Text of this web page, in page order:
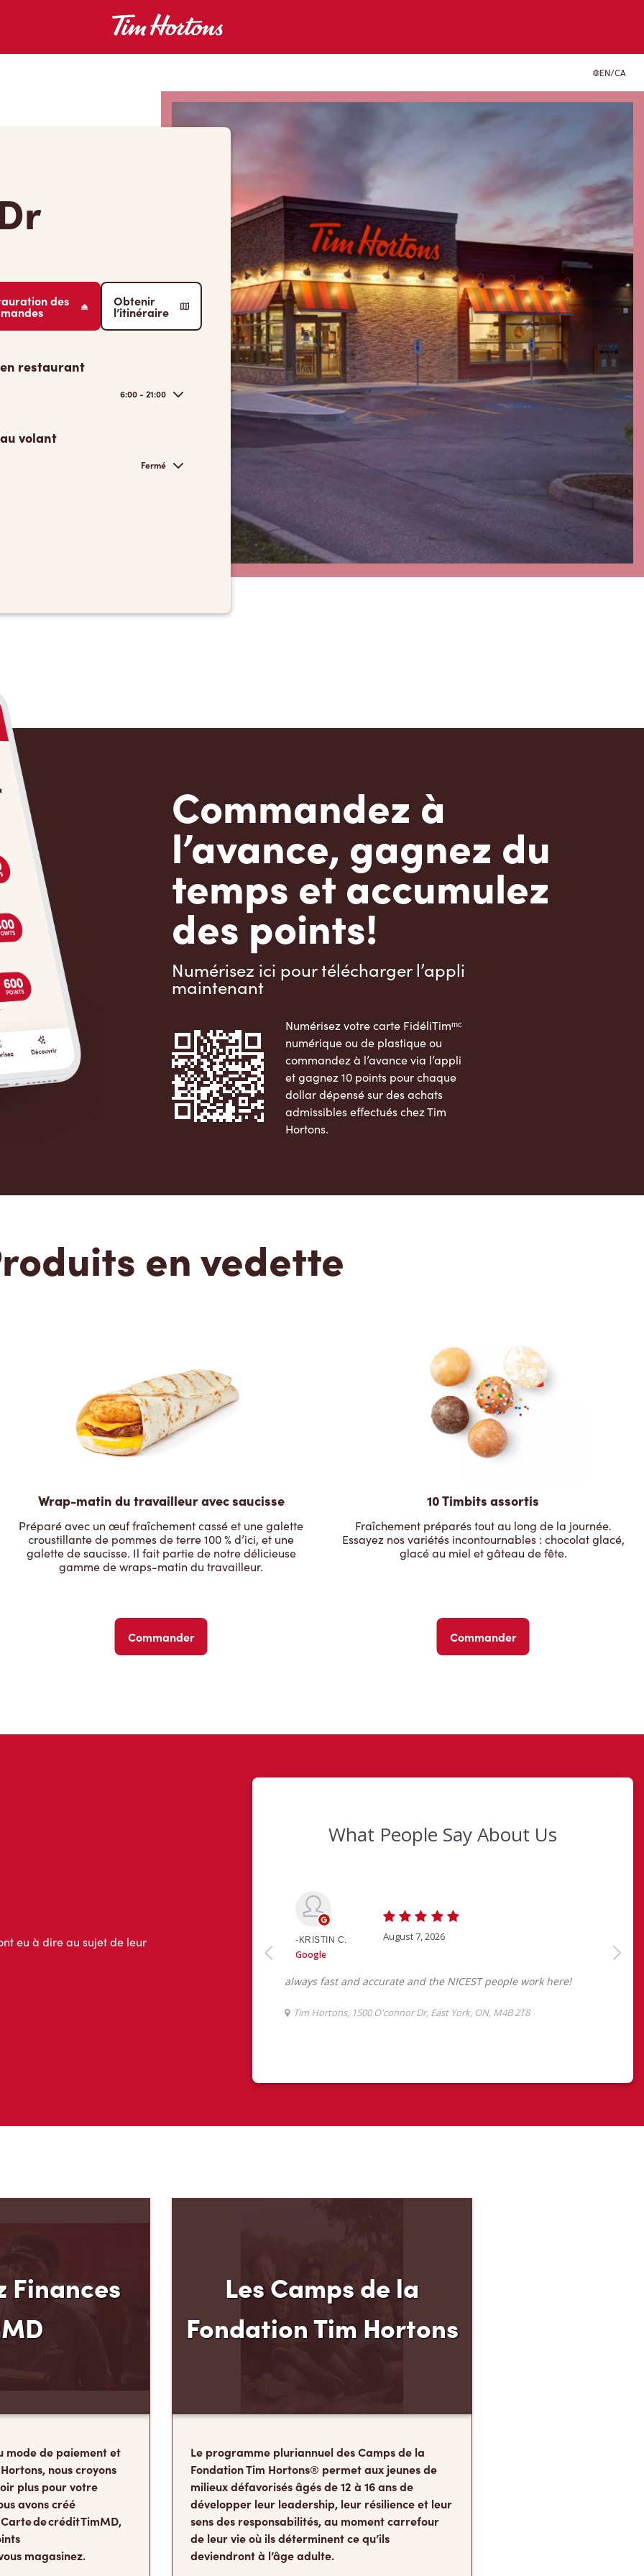
EN/CA
des Obtenir
l’itinéraire
restaurant
6:00 - 21:00
volant
Fermé
Commandez à
l’avance, gagnez du
temps et accumulez
des points!
Numérisez ici pour télécharger l’appli
maintenant
Numérisez votre carte FidéliTimᵐᶜ
numérique ou de plastique ou
commandez à l’avance via l’appli
et gagnez 10 points pour chaque
dollar dépensé sur des achats
admissibles effectués chez Tim
Hortons.
en vedette
Wrap-matin du travailleur avec saucisse
Préparé avec un œuf fraîchement cassé et une galette
croustillante de pommes de terre 100 % d’ici, et une
galette de saucisse. Il fait partie de notre délicieuse
gamme de wraps-matin du travailleur.
Commander
10 Timbits assortis
Fraîchement préparés tout au long de la journée.
Essayez nos variétés incontournables : chocolat glacé,
glacé au miel et gâteau de fête.
Commander
Finances
Les Camps de la
Fondation Tim Hortons